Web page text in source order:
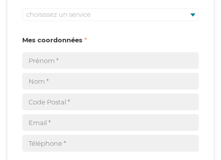
choisissez un service
Mes coordonnées